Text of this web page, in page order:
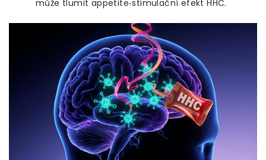
může tlumit appetite‑stimulační efekt HHC.